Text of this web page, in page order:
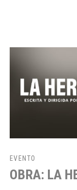
EVENTO
OBRA: LA